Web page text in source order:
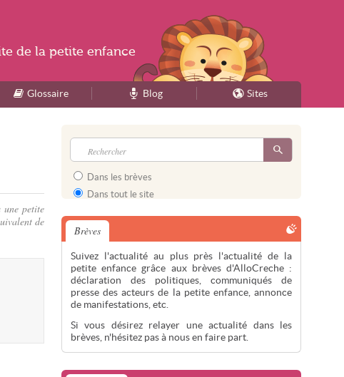
Glossaire Blog Sites
une petite
de
Dans les brèves
Dans tout le site
Brèves
Suivez l'actualité au plus près l'actualité de la
petite enfance grâce aux brèves d'AlloCreche :
déclaration des politiques, communiqués de
presse des acteurs de la petite enfance, annonce
de manifestations, etc.
Si vous désirez relayer une actualité dans les
brèves, n'hésitez pas à nous en faire part.
de la petite enfance